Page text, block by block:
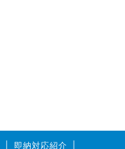
即納対応紹介